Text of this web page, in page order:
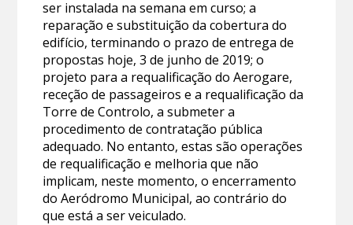
ser instalada na semana em curso; a
reparação e substituição da cobertura do
edifício, terminando o prazo de entrega de
propostas hoje, 3 de junho de 2019; o
projeto para a requalificação do Aerogare,
receção de passageiros e a requalificação da
Torre de Controlo, a submeter a
procedimento de contratação pública
adequado. No entanto, estas são operações
de requalificação e melhoria que não
implicam, neste momento, o encerramento
do Aeródromo Municipal, ao contrário do
que está a ser veiculado.